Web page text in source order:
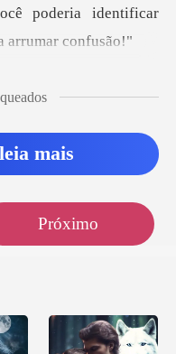
poder
mais
Próximo